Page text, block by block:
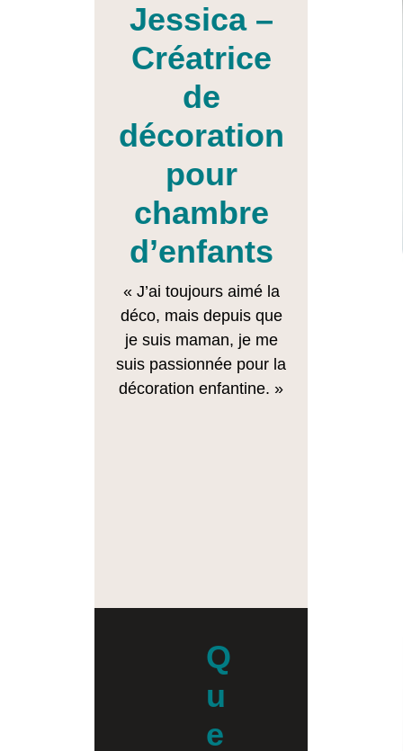
Jessica –
Créatrice
de
décoration
pour
chambre
d’enfants
« J’ai toujours aimé la
déco, mais depuis que
je suis maman, je me
suis passionnée pour la
décoration enfantine. »
Q
u
e